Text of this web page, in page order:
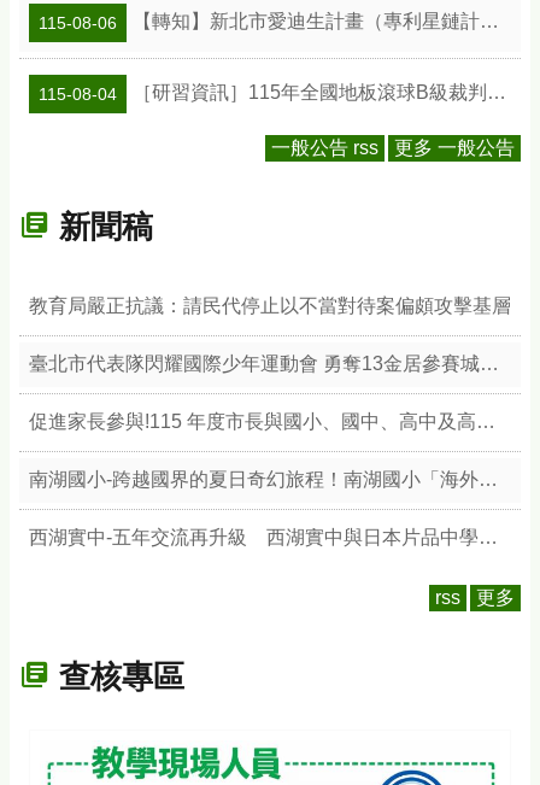
115-08-06 【轉知】新北市愛迪生計畫（專利星鏈計畫）專利教學種子教師工作坊
115-08-04 ［研習資訊］115年全國地板滾球B級裁判研習會
一般公告 rss 更多 一般公告
新聞稿
教育局嚴正抗議：請民代停止以不當對待案偏頗攻擊基層
臺北市代表隊閃耀國際少年運動會 勇奪13金居參賽城市之冠 展現競技實力與城市榮耀
促進家長參與!115 年度市長與國小、國中、高中及高職學生家長聯合會 座談會
南湖國小-跨越國界的夏日奇幻旅程！南湖國小「海外青年英語服務營」圓滿落幕—8位美加志工攜手64位學員雙向學習，結合校本「天文與陶藝」展現臺灣文化魅力
西湖實中-五年交流再升級 西湖實中與日本片品中學締結教育合作夥伴
rss 更多
查核專區